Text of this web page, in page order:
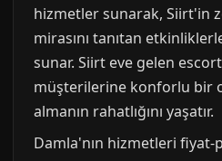
hizmetler sunarak, Siirt'in
mirasını tanıtan
sunar. Siirt eve gelen
müşterilerine konforlu bir
almanın rahatlığını yaşatır.
Damla'nın hizmetleri fiyat-